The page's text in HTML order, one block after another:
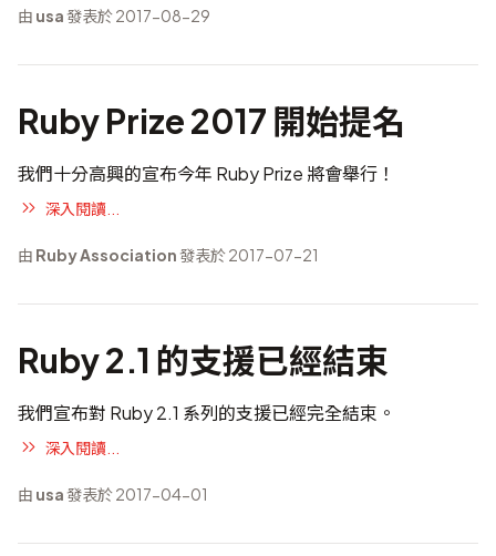
由 usa發表於 2017-08-29
Ruby Prize 2017 開始提名
我們十分高興的宣布今年 Ruby Prize 將會舉行！
深入閱讀...
由 Ruby Association發表於 2017-07-21
Ruby 2.1 的支援已經結束
我們宣布對 Ruby 2.1 系列的支援已經完全結束。
深入閱讀...
由 usa發表於 2017-04-01